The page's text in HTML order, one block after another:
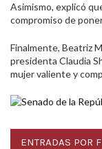
Asimismo, explicó
compromiso de
Finalmente, Beatriz
presidenta Claudia
mujer valiente y
ENTRADAS POR